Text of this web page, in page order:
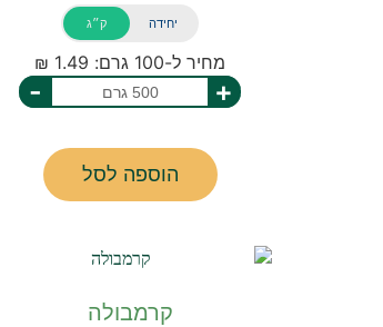
ק״ג יחידה
מחיר ל-100 גרם: 1.49 ₪
+
-
הוספה לסל
קרמבולה